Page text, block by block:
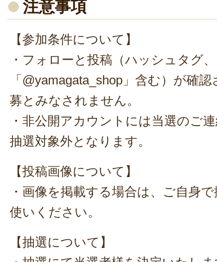
注意事項
【参加条件について】
・フォローと投稿（ハッシュタグ、
「@yamagata_shop」含む）が確
募とみなされません。
・非公開アカウントには当選のご
抽選対象外となります。
【投稿画像について】
・画像を掲載する場合は、ご自身
使いください。
【抽選について】